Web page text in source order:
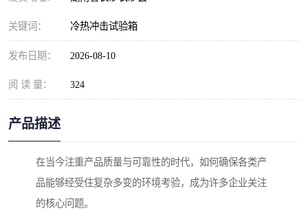
关键词： 冷热冲击试验箱
发布日期： 2026-08-10
阅 读 量： 324
产品描述
在当今注重产品质量与可靠性的时代，如何确保各类产
品能够经受住复杂多变的环境考验，成为许多企业关注
的核心问题。